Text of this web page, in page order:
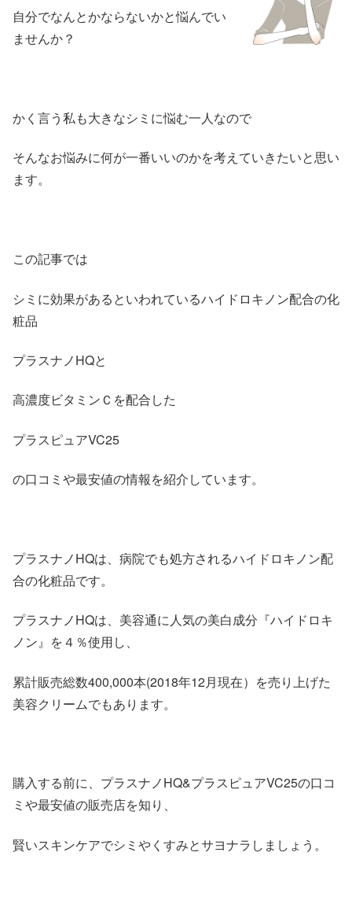
自分でなんとかならないかと悩んでい
ませんか？
かく言う私も大きなシミに悩む一人なので
そんなお悩みに何が一番いいのかを考えていきたいと思い
ます。
この記事では
シミに効果があるといわれているハイドロキノン配合の化
粧品
プラスナノHQと
高濃度ビタミンＣを配合した
プラスピュアVC25
の口コミや最安値の情報を紹介しています。
プラスナノHQは、病院でも処方されるハイドロキノン配
合の化粧品です。
プラスナノHQは、美容通に人気の美白成分『ハイドロキ
ノン』を４％使用し、
累計販売総数400,000本(2018年12月現在）を売り上げた
美容クリームでもあります。
購入する前に、プラスナノHQ&プラスピュアVC25の口コ
ミや最安値の販売店を知り、
賢いスキンケアでシミやくすみとサヨナラしましょう。